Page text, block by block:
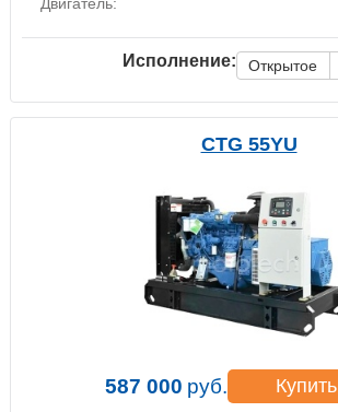
Исполнение: Открытое
CTG 55YU
587 000 руб. Купить